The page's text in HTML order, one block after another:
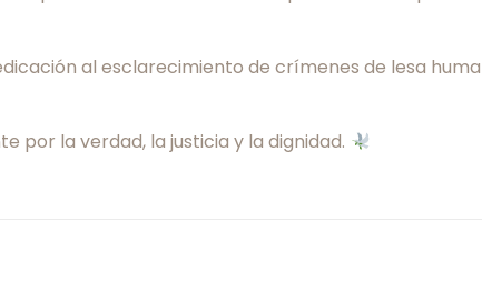
al esclarecimiento de crímenes de lesa
por la verdad, la justicia y la dignidad.